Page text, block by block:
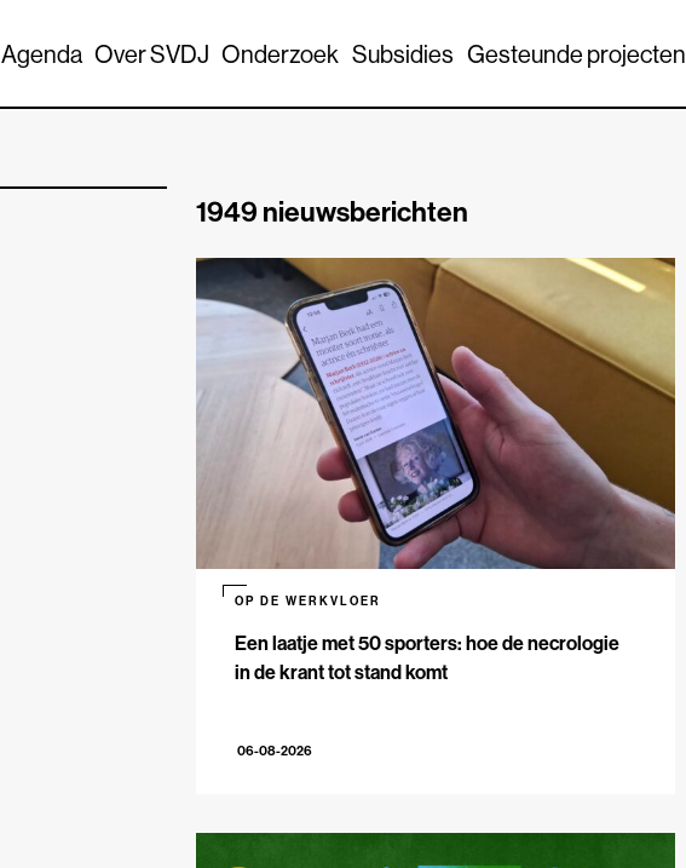
Agenda Over SVDJ Onderzoek Subsidies Gesteunde projecten
1949 nieuwsberichten
Een laatje met 50 sporters: hoe de necrologie
in de krant tot stand komt
OP DE WERKVLOER
06-08-2026